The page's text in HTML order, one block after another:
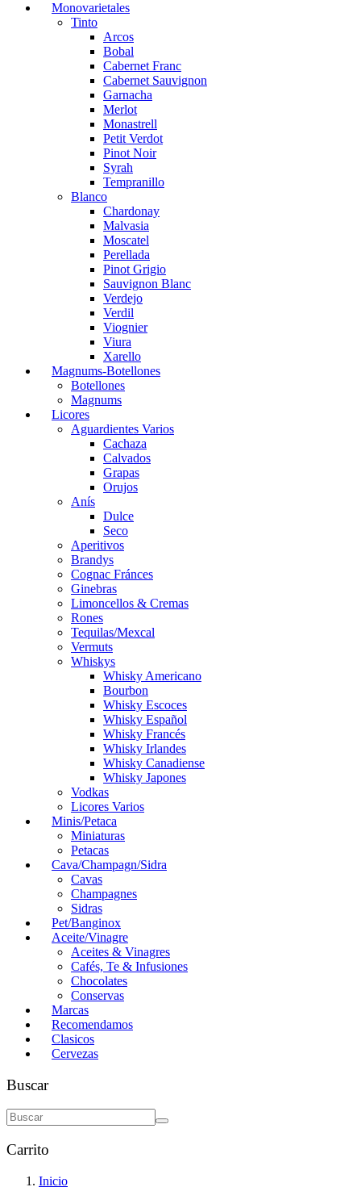
Monovarietales
Tinto
Arcos
Bobal
Cabernet Franc
Cabernet Sauvignon
Garnacha
Merlot
Monastrell
Petit Verdot
Pinot Noir
Syrah
Tempranillo
Blanco
Chardonay
Malvasia
Moscatel
Perellada
Pinot Grigio
Sauvignon Blanc
Verdejo
Verdil
Viognier
Viura
Xarello
Magnums-Botellones
Botellones
Magnums
Licores
Aguardientes Varios
Cachaza
Calvados
Grapas
Orujos
Anís
Dulce
Seco
Aperitivos
Brandys
Cognac Fránces
Ginebras
Limoncellos & Cremas
Rones
Tequilas/Mexcal
Vermuts
Whiskys
Whisky Americano
Bourbon
Whisky Escoces
Whisky Español
Whisky Francés
Whisky Irlandes
Whisky Canadiense
Whisky Japones
Vodkas
Licores Varios
Minis/Petaca
Miniaturas
Petacas
Cava/Champagn/Sidra
Cavas
Champagnes
Sidras
Pet/Banginox
Aceite/Vinagre
Aceites & Vinagres
Cafés, Te & Infusiones
Chocolates
Conservas
Marcas
Recomendamos
Clasicos
Cervezas
Buscar
Carrito
Inicio